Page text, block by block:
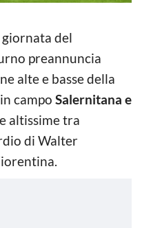
giornata del
preannuncia
alte e basse della
campo Salernitana e
altissime tra
di Walter